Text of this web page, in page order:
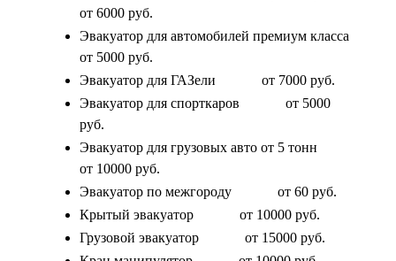
от 6000 руб.
Эвакуатор для автомобилей премиум класса
от 5000 руб.
Эвакуатор для ГАЗели
от 7000 руб.
Эвакуатор для спорткаров
от 5000
руб.
Эвакуатор для грузовых авто от 5 тонн
от 10000 руб.
Эвакуатор по межгороду
от 60 руб.
Крытый эвакуатор
от 10000 руб.
Грузовой эвакуатор
от 15000 руб.